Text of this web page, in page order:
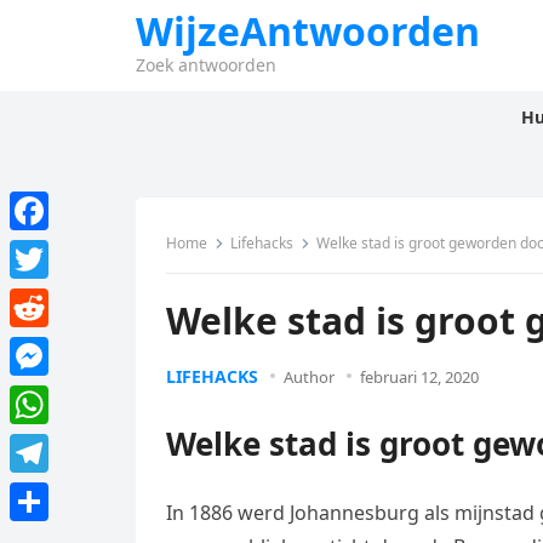
WijzeAntwoorden
Zoek antwoorden
Home Lifehacks Welke stad is groot geworden
Welke stad is groot
LIFEHACKS Author februari 12, 2020
Welke stad is groot
In 1886 werd Johannesburg als
F
a
c
e
b
o
o
k
T
w
i
t
t
e
R
e
d
d
M
e
s
s
W
h
a
T